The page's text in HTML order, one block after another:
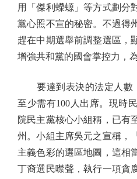
用「傑利蠑螈」等方式劃分
黨心照不宣的秘密。不過得
趕在中期選舉前調整選區，
增強共和黨的國會掌控力，
要達到表決的法定人數
至少需有100人出席。現時
院民主黨核心小組稱，已有
州。小組主席吳元之宣稱，
主義色彩的選區地圖，這相
丁裔選民噤聲，執行一項貪